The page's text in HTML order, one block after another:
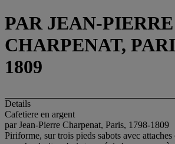
PAR JEAN-PIERRE
CHARPENAT,
1809
Details
Cafetiere en argent
par Jean-Pierre Charpenat, Paris, 1798-1809
Piriforme, sur trois pieds sabots avec